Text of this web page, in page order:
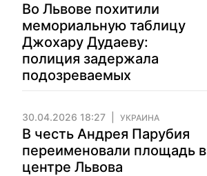
Во Львове похитили
мемориальную таблицу
Джохару Дудаеву:
полиция задержала
подозреваемых
30.04.2026 18:27 УКРАИНА
В честь Андрея Парубия
переименовали площадь в
центре Львова